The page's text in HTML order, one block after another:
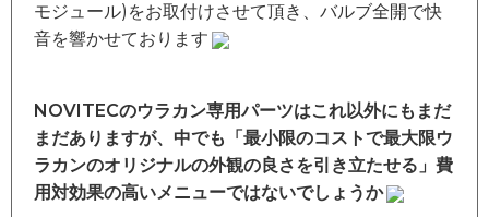
モジュール)をお取付けさせて頂き、バルブ全開で快
音を響かせております
NOVITECのウラカン専用パーツはこれ以外にもまだ
まだありますが、中でも「最小限のコストで最大限ウ
ラカンのオリジナルの外観の良さを引き立たせる」費
用対効果の高いメニューではないでしょうか